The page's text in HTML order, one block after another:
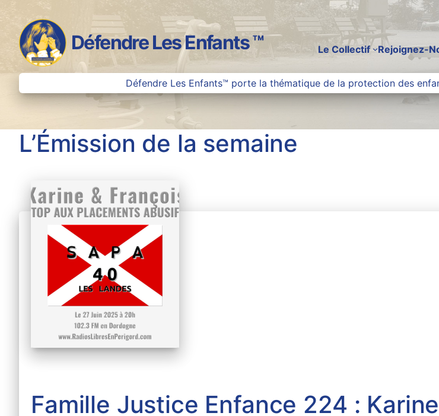
au
contenu
Défendre Les Enfants ™ Le Collectif Rejoignez-
Défendre Les Enfants™ porte la thématique de la protection des
L’Émission de la semaine
Famille Justice Enfance 224 :